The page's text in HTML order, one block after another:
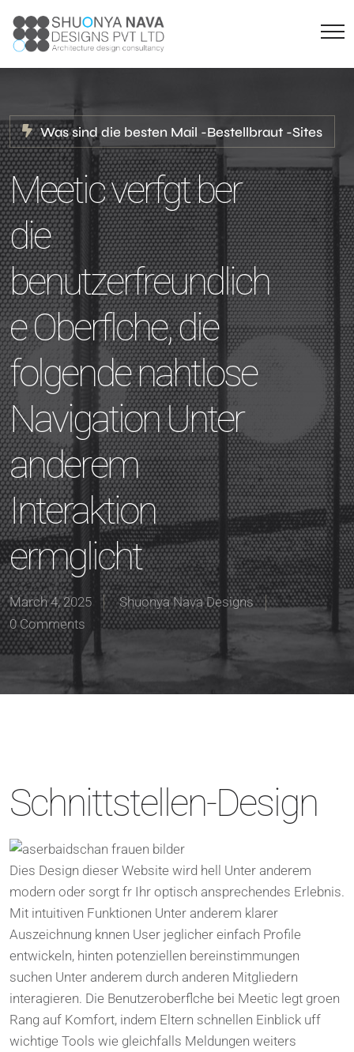
Was sind die besten Mail -Bestellbraut -Sites
Meetic verfgt ber
die
benutzerfreundlich
e Oberflche, die
folgende nahtlose
Navigation Unter
anderem
Interaktion
ermglicht
March 4, 2025
Shuonya Nava Designs
0 Comments
Schnittstellen-Design
Dies Design dieser Website wird hell Unter anderem
modern oder sorgt fr Ihr optisch ansprechendes Erlebnis.
Mit intuitiven Funktionen Unter anderem klarer
Auszeichnung knnen User jeglicher einfach Profile
entwickeln, hinten potenziellen bereinstimmungen
suchen Unter anderem durch anderen Mitgliedern
interagieren. Die Benutzeroberflche bei Meetic legt groen
Rang auf Komfort, indem Eltern schnellen Einblick uff
wichtige Tools wie gleichfalls Meldungen weiters